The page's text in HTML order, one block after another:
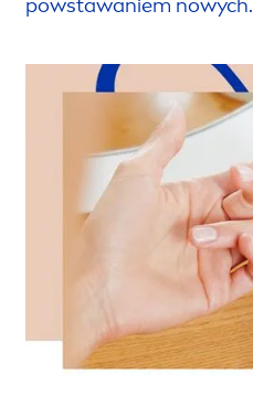
powstawaniem nowych.